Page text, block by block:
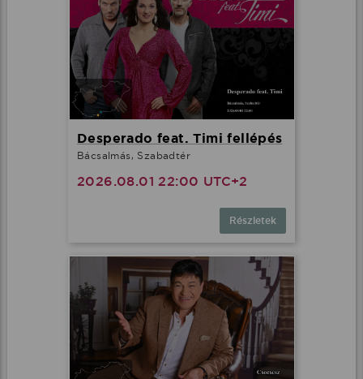
Desperado feat. Timi fellépés
Bácsalmás, Szabadtér
2026.08.01 22:00 UTC+2
Részletek